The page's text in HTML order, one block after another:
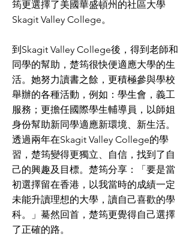
筠更選擇了美國華盛頓州的社區大學
Skagit Valley College。
到Skagit Valley College後，得到老師和
同學的幫助，楚筠很快便適應大學的生
活。她努力讀書之餘，更積極參與學校
舉辦的各種活動，例如：學生會，義工
服務；更擔任國際學生輔導員，以師姐
身份幫助新同學適應新環境、新生活。
透過兩年在Skagit Valley College的學
習，楚筠變得更獨立、自信，找到了自
己的興趣及目標。楚筠分享：「要是當
初選擇留在香港，以我當時的成績一定
未能升讀理想的大學，讀自己喜歡的學
科。」驀然回首，楚筠更覺得自己選擇
了正確的路。